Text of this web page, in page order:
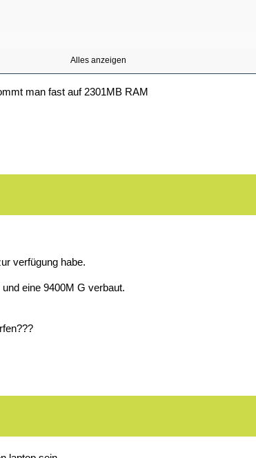
Alles anzeigen
man fast auf 2301MB RAM
verfügung habe.
eine 9400M G verbaut.